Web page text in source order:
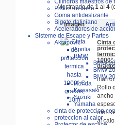
Cilindros maestros de
Piston de freno
Goma antideslizante
Bigote daliniano
Aceleradores de
Sisteme de Escape y Partes
Akrapovic
Aprilia
BMW
BMW
BMW
BMW
Honda
Kawasaki
Suzuki
Yamaha
cinta de proteccion
proteccion al calor
Mostrando de1al 4
Imagen
Cinta
1000°
Rollo
ancho
mm
al